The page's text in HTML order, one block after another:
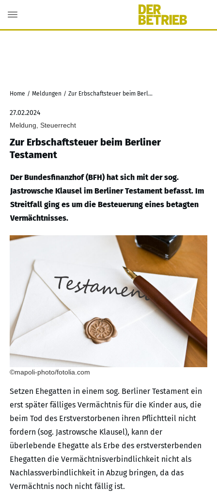
Home / Meldungen / Zur Erbschaftsteuer beim Berliner Testament
27.02.2024
Meldung, Steuerrecht
Zur Erbschaftsteuer beim Berliner
Testament
Der Bundesfinanzhof (BFH) hat sich mit der sog.
Jastrowsche Klausel im Berliner Testament befasst. Im
Streitfall ging es um die Besteuerung eines betagten
Vermächtnisses.
©mapoli-photo/fotolia.com
Setzen Ehegatten in einem sog. Berliner Testament ein
erst später fälliges Vermächtnis für die Kinder aus, die
beim Tod des Erstverstorbenen ihren Pflichtteil nicht
fordern (sog. Jastrowsche Klausel), kann der
überlebende Ehegatte als Erbe des erstversterbenden
Ehegatten die Vermächtnisverbindlichkeit nicht als
Nachlassverbindlichkeit in Abzug bringen, da das
Vermächtnis noch nicht fällig ist.